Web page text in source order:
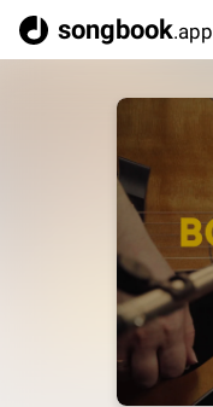
songbook.app